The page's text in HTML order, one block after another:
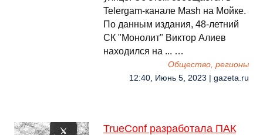
Telergam-канале Mash на Мойке.
По данным издания, 48-летний
СК "Монолит" Виктор Алиев
находился на ... …
Общество, регионы
12:40, Июнь 5, 2023 | gazeta.ru
TrueConf разработала ПАК